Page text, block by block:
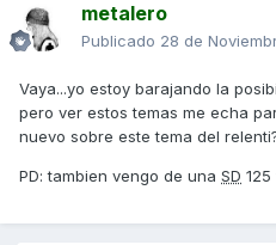
metalero
Publicado 28 de
Vaya...yo estoy barajando la
pero ver estos temas me echa
nuevo sobre este tema del
PD: tambien vengo de una SD